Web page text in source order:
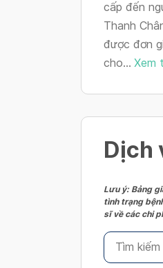
cấp đến
Thanh
được đơn
cho... Xem
Dịch
Lưu ý: Bảng
tình trạng
sĩ về các chi